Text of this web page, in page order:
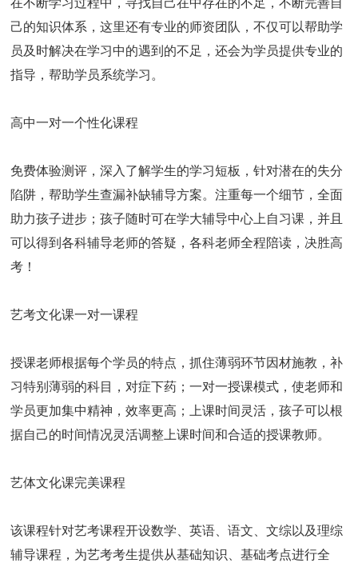
在不断学习过程中，寻找自己在中存在的不足，不断完善自
己的知识体系，这里还有专业的师资团队，不仅可以帮助学
员及时解决在学习中的遇到的不足，还会为学员提供专业的
指导，帮助学员系统学习。
高中一对一个性化课程
免费体验测评，深入了解学生的学习短板，针对潜在的失分
陷阱，帮助学生查漏补缺辅导方案。注重每一个细节，全面
助力孩子进步；孩子随时可在学大辅导中心上自习课，并且
可以得到各科辅导老师的答疑，各科老师全程陪读，决胜高
考！
艺考文化课一对一课程
授课老师根据每个学员的特点，抓住薄弱环节因材施教，补
习特别薄弱的科目，对症下药；一对一授课模式，使老师和
学员更加集中精神，效率更高；上课时间灵活，孩子可以根
据自己的时间情况灵活调整上课时间和合适的授课教师。
艺体文化课完美课程
该课程针对艺考课程开设数学、英语、语文、文综以及理综
辅导课程，为艺考考生提供从基础知识、基础考点进行全